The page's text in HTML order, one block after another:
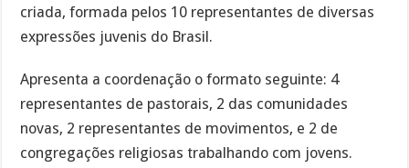
criada, formada pelos 10 representantes de diversas
expressões juvenis do Brasil.
Apresenta a coordenação o formato seguinte: 4
representantes de pastorais, 2 das comunidades
novas, 2 representantes de movimentos, e 2 de
congregações religiosas trabalhando com jovens.